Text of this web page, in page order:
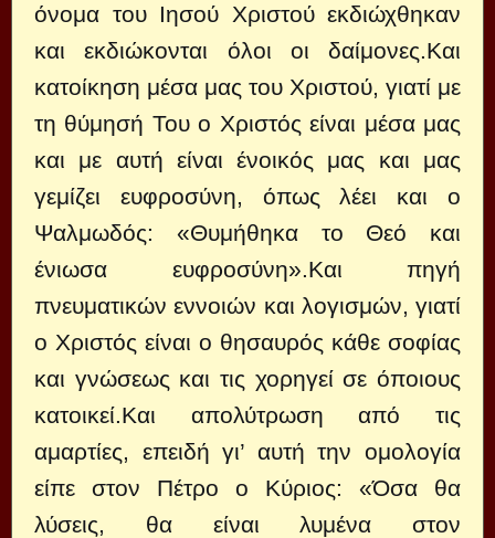
όνομα του Ιησού Χριστού εκδιώχθηκαν
και εκδιώκονται όλοι οι δαίμονες.Και
κατοίκηση μέσα μας του Χριστού, γιατί με
τη θύμησή Του ο Χριστός είναι μέσα μας
και με αυτή είναι ένοικός μας και μας
γεμίζει ευφροσύνη, όπως λέει και ο
Ψαλμωδός: «Θυμήθηκα το Θεό και
ένιωσα ευφροσύνη».Και πηγή
πνευματικών εννοιών και λογισμών, γιατί
ο Χριστός είναι ο θησαυρός κάθε σοφίας
και γνώσεως και τις χορηγεί σε όποιους
κατοικεί.Και απολύτρωση από τις
αμαρτίες, επειδή γι’ αυτή την ομολογία
είπε στον Πέτρο ο Κύριος: «Όσα θα
λύσεις, θα είναι λυμένα στον